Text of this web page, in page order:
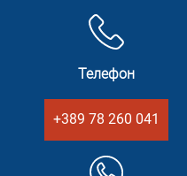
Телефон
+389 78 260 041